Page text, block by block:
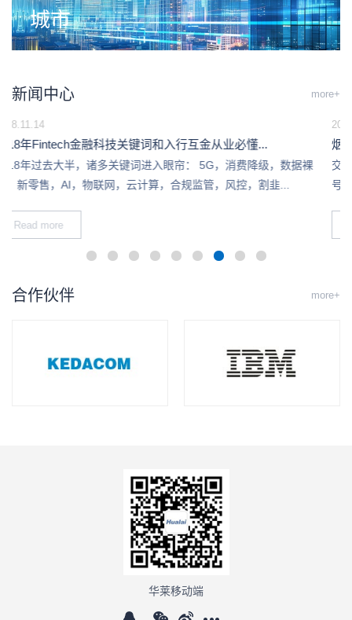
城市
新闻中心 more+
2018.11.06
烟台打造公路安防“烟台样本”：多处工程建设创省内“首个”
交通运输部组织开展的公路安全生命防护工程暨国家公路网命名编
号调整工作现场调研，18日-19日在烟台举行。我市普通国省干线...
Read more
合作伙伴 more+
华莱移动端